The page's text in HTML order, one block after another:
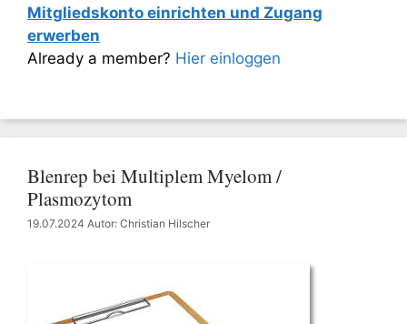
Mitgliedskonto einrichten und Zugang
erwerben
Already a member? Hier einloggen
Blenrep bei Multiplem Myelom /
Plasmozytom
19.07.2024 Autor: Christian Hilscher